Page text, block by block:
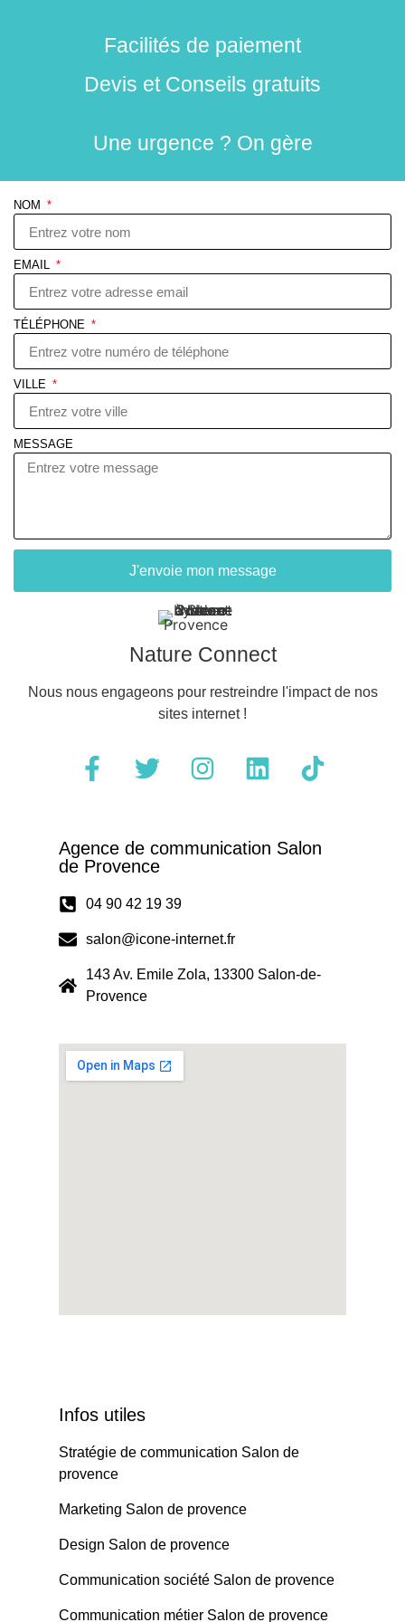
Facilités de paiement
Devis et Conseils gratuits
Une urgence ? On gère
NOM
EMAIL
TÉLÉPHONE
VILLE
MESSAGE
J'envoie mon message
Nature Connect
Nous nous engageons pour restreindre l'impact de nos
sites internet !
Agence de communication Salon
de Provence
04 90 42 19 39
salon@icone-internet.fr
143 Av. Emile Zola, 13300 Salon-de-
Provence
Infos utiles
Stratégie de communication Salon de
provence
Marketing Salon de provence
Design Salon de provence
Communication société Salon de provence
Communication métier Salon de provence